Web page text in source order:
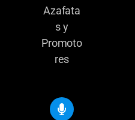
Azafata
s y
Promoto
res